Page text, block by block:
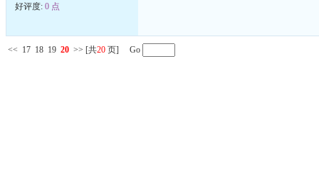
好评度: 0 点
<< 17 18 19 20 >> [共20 页] Go